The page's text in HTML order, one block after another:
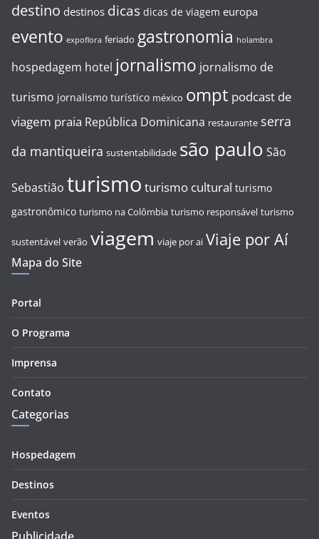
destino destinos dicas dicas de viagem europa
evento expoflora feriado gastronomia holambra
hospedagem hotel jornalismo jornalismo de
turismo jornalismo turístico méxico ompt podcast de
viagem praia República Dominicana restaurante serra
da mantiqueira sustentabilidade são paulo São
Sebastião turismo turismo cultural turismo
gastronômico turismo na Colômbia turismo responsável turismo
sustentável verão viagem viaje por ai Viaje por Aí
Mapa do Site
Portal
O Programa
Imprensa
Contato
Categorias
Hospedagem
Destinos
Eventos